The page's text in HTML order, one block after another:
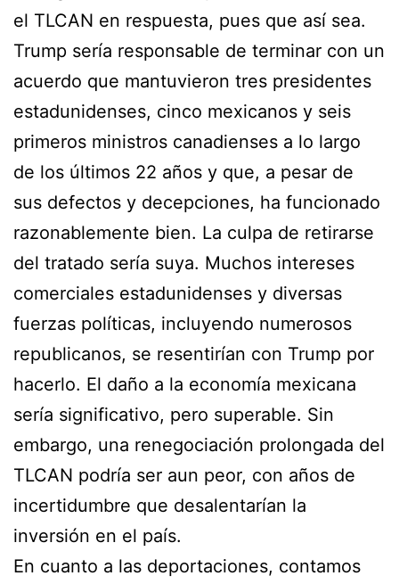
el TLCAN en respuesta, pues que así sea.
Trump sería responsable de terminar con un
acuerdo que mantuvieron tres presidentes
estadunidenses, cinco mexicanos y seis
primeros ministros canadienses a lo largo
de los últimos 22 años y que, a pesar de
sus defectos y decepciones, ha funcionado
razonablemente bien. La culpa de retirarse
del tratado sería suya. Muchos intereses
comerciales estadunidenses y diversas
fuerzas políticas, incluyendo numerosos
republicanos, se resentirían con Trump por
hacerlo. El daño a la economía mexicana
sería significativo, pero superable. Sin
embargo, una renegociación prolongada del
TLCAN podría ser aun peor, con años de
incertidumbre que desalentarían la
inversión en el país.
En cuanto a las deportaciones, contamos